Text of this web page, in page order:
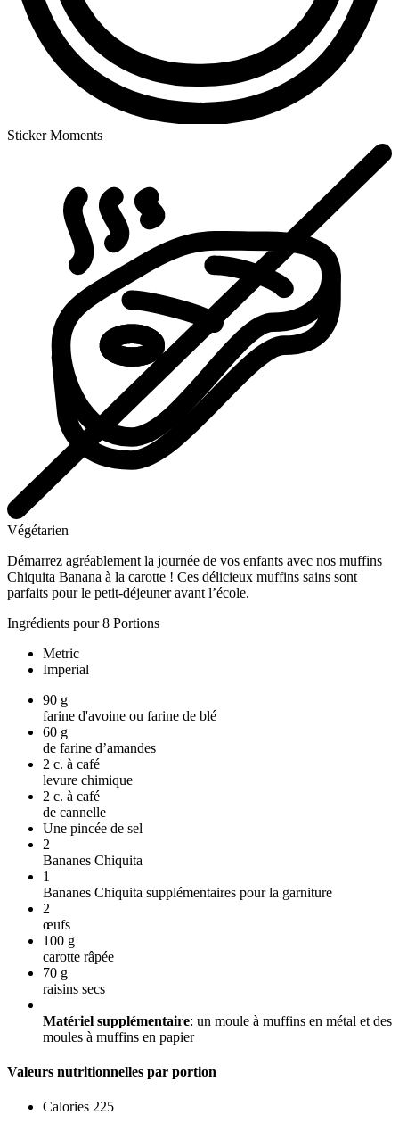
Sticker Moments
Végétarien
Démarrez agréablement la journée de vos enfants avec nos muffins
Chiquita Banana à la carotte ! Ces délicieux muffins sains sont
parfaits pour le petit-déjeuner avant l’école.
Ingrédients pour 8 Portions
Metric
Imperial
90 g
farine d'avoine ou farine de blé
60 g
de farine d’amandes
2 c. à café
levure chimique
2 c. à café
de cannelle
Une pincée de sel
2
Bananes Chiquita
1
Bananes Chiquita supplémentaires pour la garniture
2
œufs
100 g
carotte râpée
70 g
raisins secs
Matériel supplémentaire: un moule à muffins en métal et des
moules à muffins en papier
Valeurs nutritionnelles par portion
Calories 225